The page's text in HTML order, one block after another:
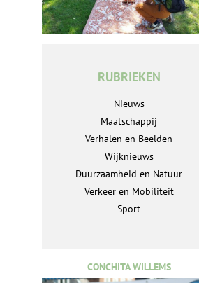
RUBRIEKEN
Nieuws
Maatschappij
Verhalen en Beelden
Wijknieuws
Duurzaamheid en Natuur
Verkeer en Mobiliteit
Sport
CONCHITA WILLEMS